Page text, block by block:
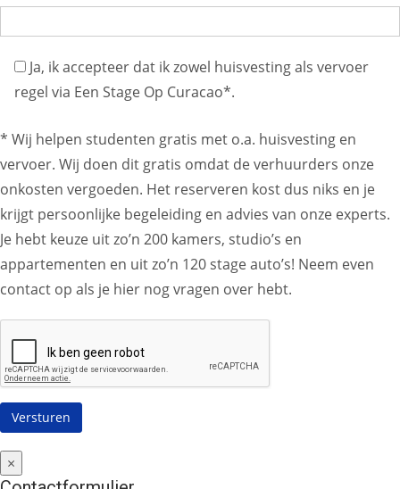
Ja, ik accepteer dat ik zowel huisvesting als vervoer
regel via Een Stage Op Curacao*.
* Wij helpen studenten gratis met o.a. huisvesting en
vervoer. Wij doen dit gratis omdat de verhuurders onze
onkosten vergoeden. Het reserveren kost dus niks en je
krijgt persoonlijke begeleiding en advies van onze experts.
Je hebt keuze uit zo’n 200 kamers, studio’s en
appartementen en uit zo’n 120 stage auto’s! Neem even
contact op als je hier nog vragen over hebt.
×